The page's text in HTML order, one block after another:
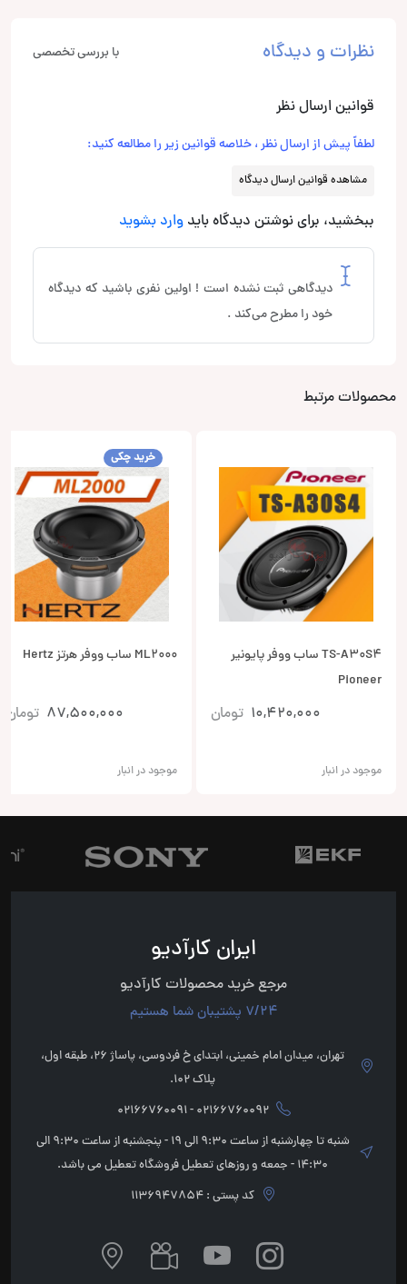
نظرات و دیدگاه با بررسی تخصصی
قوانین ارسال نظر
لطفاً پیش از ارسال نظر ، خلاصه قوانین زیر را مطالعه کنید:
مشاهده قوانین ارسال دیدگاه
ببخشید، برای نوشتن دیدگاه باید وارد بشوید
دیدگاهی ثبت نشده است ! اولین نفری باشید که دیدگاه
خود را مطرح می‌کند .
محصولات مرتبط
TS-A30S4 ساب ووفر پایونیر
Pioneer
10,420,000 تومان
موجود در انبار
خرید چکی
ML2000 ساب ووفر هرتز Hertz
87,500,000 تومان
موجود در انبار
ایران کارآدیو
مرجع خرید محصولات کارآدیو
7/24 پشتیبان شما هستیم
تهران، میدان امام خمینی، ابتدای خ فردوسی، پاساژ 26، طبقه اول،
پلاک 102.
02166760092 - 02166760091
شنبه تا چهارشنبه از ساعت 9:30 الی 19 - پنجشنبه از ساعت 9:30 الی
14:30 - جمعه و روزهای تعطیل فروشگاه تعطیل می باشد.
کد پستی : 1136947854